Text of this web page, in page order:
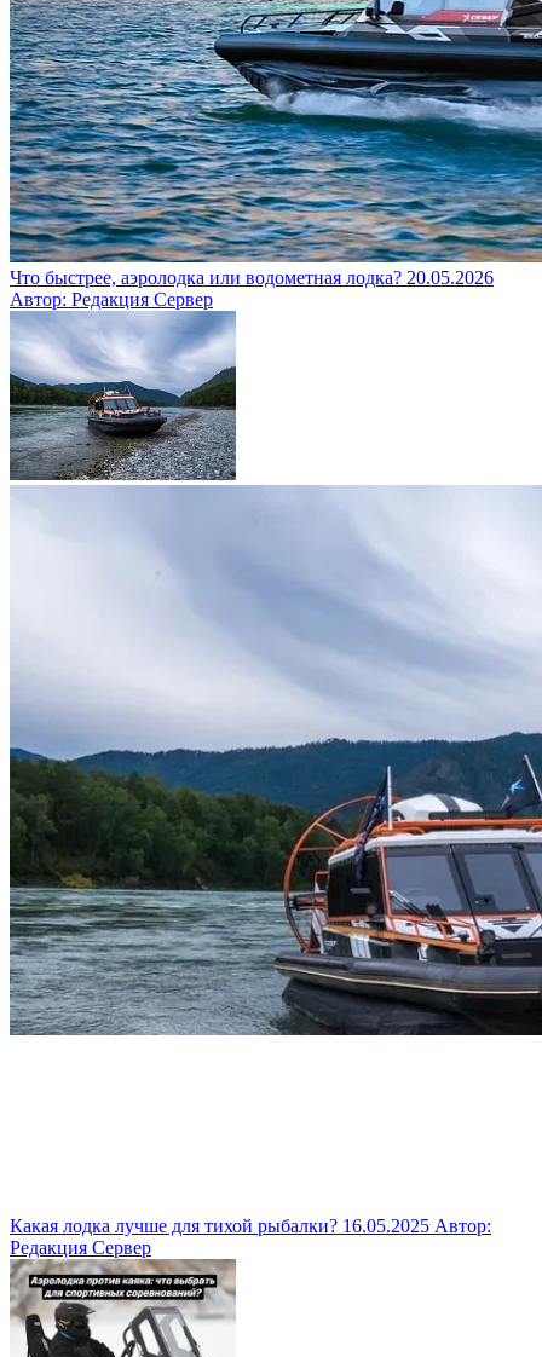
Что быстрее, аэролодка или водометная лодка? 20.05.2026
Автор: Редакция Сервер
Какая лодка лучше для тихой рыбалки? 16.05.2025 Автор:
Редакция Сервер